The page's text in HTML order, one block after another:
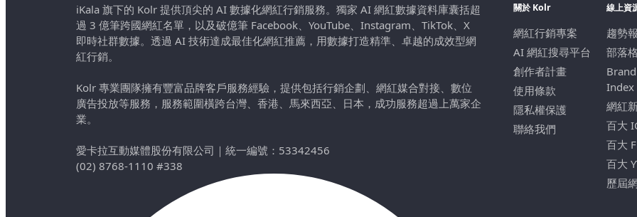
iKala 旗下的 Kolr 提供頂尖的 AI 數據化網紅行銷服務。獨家 AI 網紅數據資料庫囊括超
過 3 億筆跨國網紅名單，以及破億筆 Facebook、YouTube、Instagram、TikTok、X
即時社群數據。透過 AI 技術達成最佳化網紅推薦，用數據打造精準、卓越的成效型網
紅行銷。
Kolr 專業團隊擁有豐富品牌客戶服務經驗，提供包括行銷企劃、網紅媒合對接、數位
廣告投放等服務，服務範圍橫跨台灣、香港、馬來西亞、日本，成功服務超過上萬家企
業。
愛卡拉互動媒體股份有限公司 ｜ 統一編號：53342456
(02) 8768-1110 #338
關於 Kolr
網紅行銷專案
AI 網紅搜尋平台
創作者計畫
使用條款
隱私權保護
聯絡我們
線上資
趨勢
部落格
Index
網紅
百大
百大
百大
歷屆